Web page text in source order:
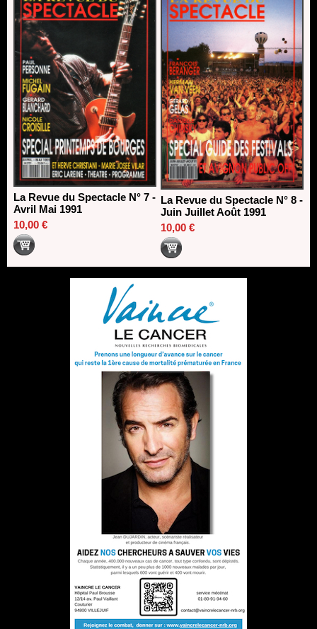
La Revue du Spectacle N° 7 -
Avril Mai 1991
10,00 €
La Revue du Spectacle N° 8 -
Juin Juillet Août 1991
10,00 €